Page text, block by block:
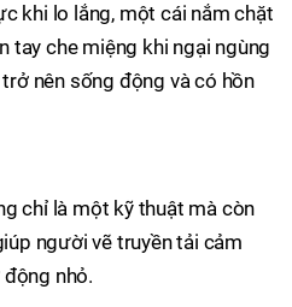
khi lo lắng, một cái nắm chặt
tay che miệng khi ngại ngùng
nên sống động và có hồn
chỉ là một kỹ thuật mà còn
người vẽ truyền tải cảm
nhỏ.